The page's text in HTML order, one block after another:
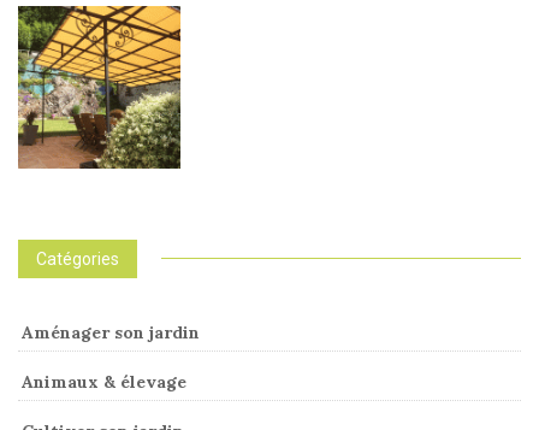
Catégories
Aménager son jardin
Animaux & élevage